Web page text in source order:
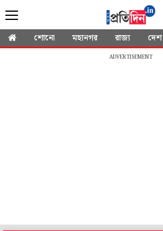
শোনো মহানগর রাজ্য দেশ
ADVERTISEMENT